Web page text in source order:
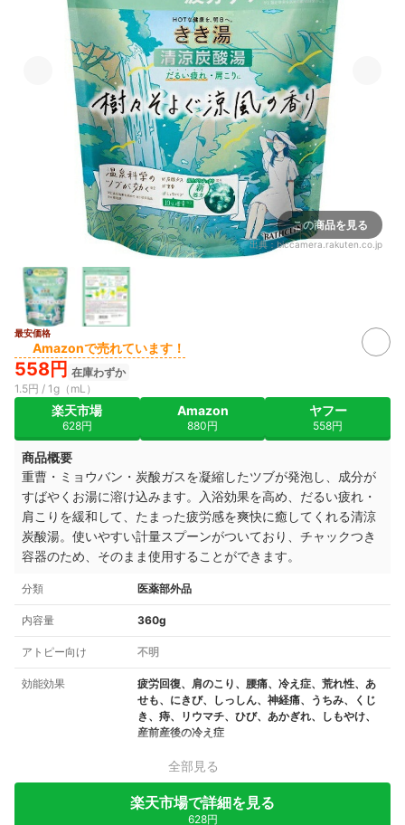
この商品を見る
出典： biccamera.rakuten.co.jp
最安価格
Amazonで売れています！
558円 在庫わずか
1.5円 / 1g（mL）
楽天市場
628円
Amazon
880円
ヤフー
558円
商品概要
重曹・ミョウバン・炭酸ガスを凝縮したツブが発泡し、成分が
すばやくお湯に溶け込みます。入浴効果を高め、だるい疲れ・
肩こりを緩和して、たまった疲労感を爽快に癒してくれる清涼
炭酸湯。使いやすい計量スプーンがついており、チャックつき
容器のため、そのまま使用することができます。
分類 医薬部外品
内容量 360g
アトピー向け 不明
効能効果
疲労回復、肩のこり、腰痛、冷え症、荒れ性、あ
せも、にきび、しっしん、神経痛、うちみ、くじ
き、痔、リウマチ、ひび、あかぎれ、しもやけ、
産前産後の冷え症
全部見る
楽天市場で詳細を見る
628円